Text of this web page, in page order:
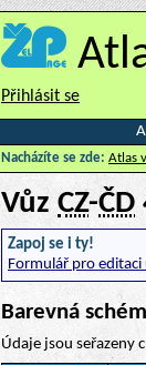
Přihlásit se
Nacházíte se zde: Atlas
VůzCZ-ČD
Zapoj se i ty!
Formulář pro
Barevná
Údaje jsou seřazeny